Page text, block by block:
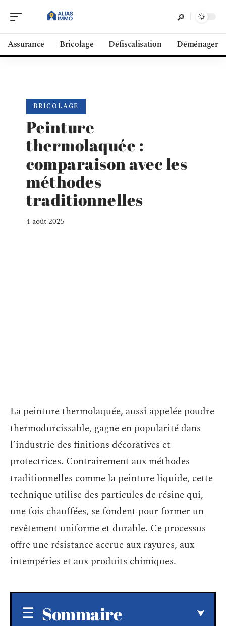
Assurance Bricolage Défiscalisation Déménager
BRICOLAGE
Peinture
thermolaquée :
comparaison avec les
méthodes
traditionnelles
4 août 2025
La peinture thermolaquée, aussi appelée poudre
thermodurcissable, gagne en popularité dans
l’industrie des finitions décoratives et
protectrices. Contrairement aux méthodes
traditionnelles comme la peinture liquide, cette
technique utilise des particules de résine qui,
une fois chauffées, se fondent pour former un
revêtement uniforme et durable. Ce processus
offre une résistance accrue aux rayures, aux
intempéries et aux produits chimiques.
Sommaire